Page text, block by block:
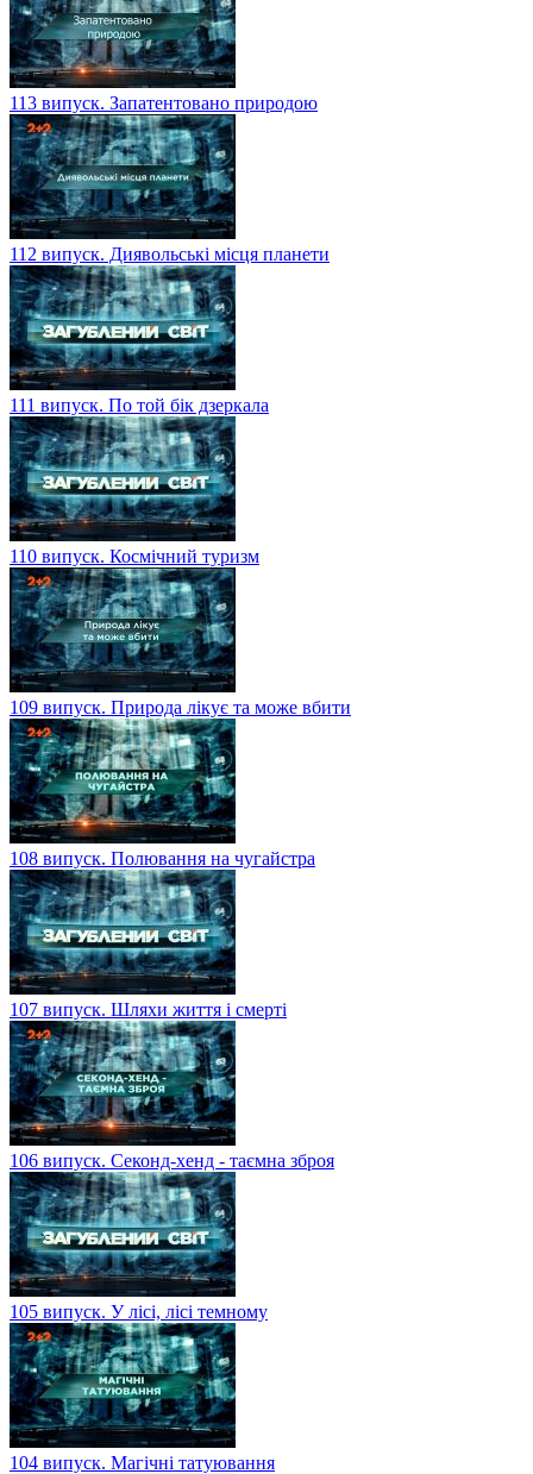
113 випуск. Запатентовано природою
112 випуск. Диявольські місця планети
111 випуск. По той бік дзеркала
110 випуск. Космічний туризм
109 випуск. Природа лікує та може вбити
108 випуск. Полювання на чугайстра
107 випуск. Шляхи життя і смерті
106 випуск. Секонд-хенд - таємна зброя
105 випуск. У лісі, лісі темному
104 випуск. Магічні татуювання